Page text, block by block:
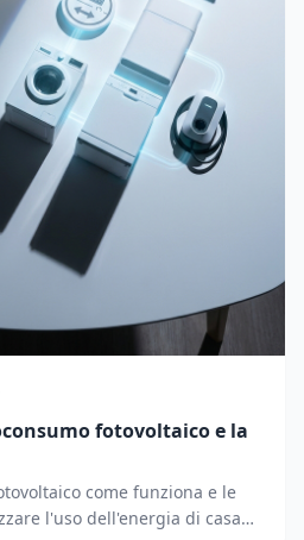
fotovoltaico e la
come funziona e le
l'uso dell'energia di casa